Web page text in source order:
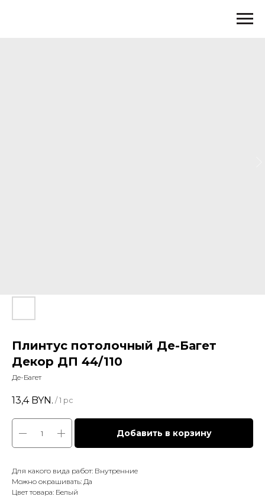
Плинтус потолочный Де-Багет
Декор ДП 44/110
Де-Багет
13,4 BYN. / 1 pc
Добавить в корзину
Для какого вида работ: Внутренние
Можно окрашивать: Да
Цвет товара: Белый